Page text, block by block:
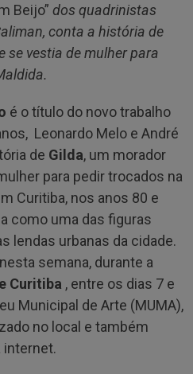
Beijo” dos quadrinistas
conta a história de
se vestia de mulher para
é o título do novo trabalho
Leonardo Melo e André
de Gilda, um morador
para pedir trocados na
Curitiba, nos anos 80 e
como uma das figuras
lendas urbanas da cidade.
semana, durante a
Curitiba , entre os dias 7 e
Municipal de Arte (MUMA),
no local e também
internet.